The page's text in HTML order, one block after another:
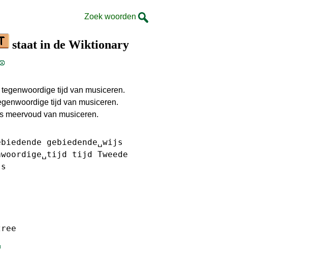
Zoek woorden
staat in de Wiktionary
tijd van musiceren.
tijd van musiceren.
meervoud van musiceren.
gebiedende␣wijs
tijd Tweede